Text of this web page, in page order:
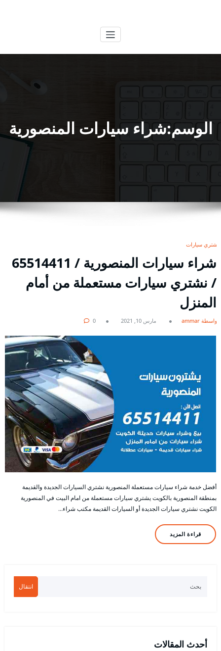
الوسم:شراء سيارات المنصورية
نشتري سيارات
شراء سيارات المنصورية / 65514411
/ نشتري سيارات مستعملة من أمام
المنزل
بواسطة ammar مارس 10, 2021 0
أفضل خدمة شراء سيارات مستعملة المنصورية نشتري السيارات الجديدة والقديمة
بمنطقة المنصورية بالكويت يشتري سيارات مستعملة من امام البيت في المنصورية
الكويت نشتري سيارات الجديدة أو السيارات القديمة مكتب شراء…
قراءة المزيد
انتقال
أحدث المقالات